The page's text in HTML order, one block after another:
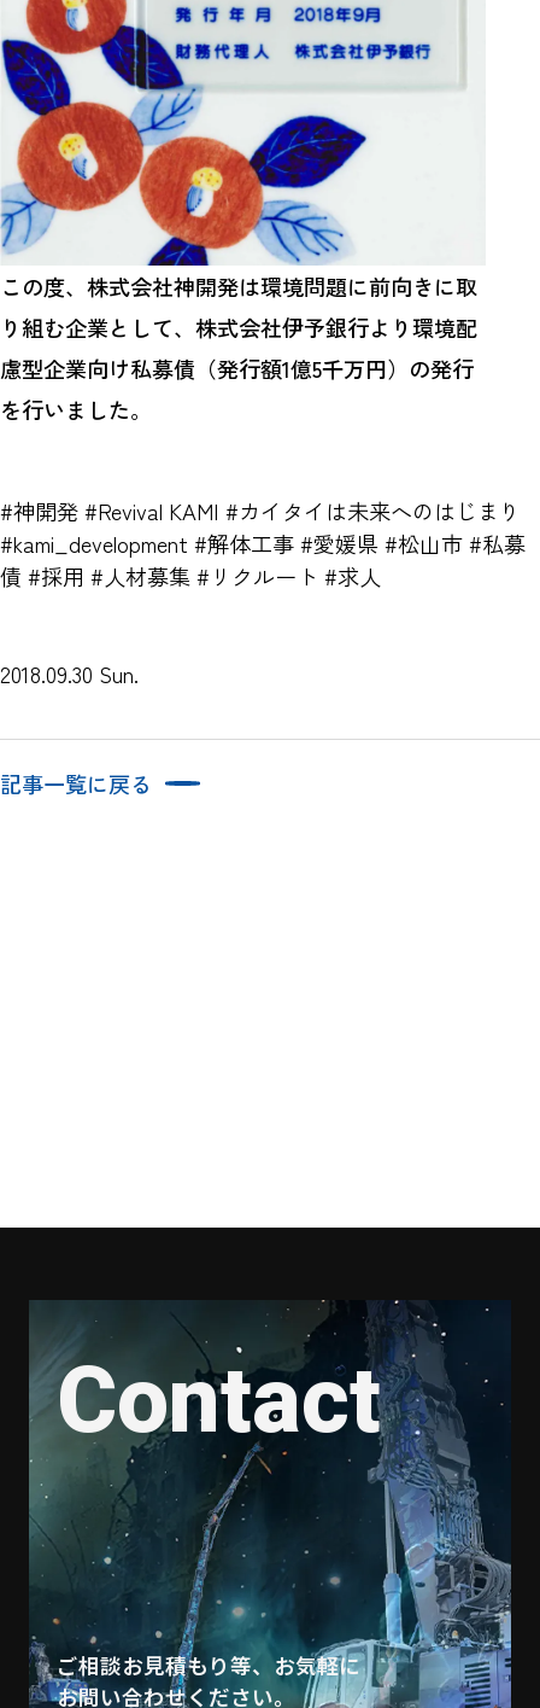
この度、株式会社神開発は環境問題に前向きに取
り組む企業として、株式会社伊予銀行より環境配
慮型企業向け私募債（発行額1億5千万円）の発行
を行いました。
#神開発 #Revival KAMI #カイタイは未来へのはじまり
#kami_development #解体工事 #愛媛県 #松山市 #私募
債 #採用 #人材募集 #リクルート #求人
2018.09.30 Sun.
記事一覧に戻る
Contact
ご相談お見積もり等、お気軽に
お問い合わせください。